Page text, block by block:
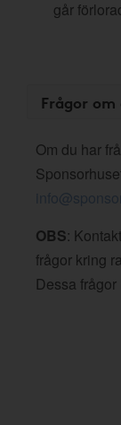
går
Frågor
Om du har
OBS:
frågor kring
Dessa